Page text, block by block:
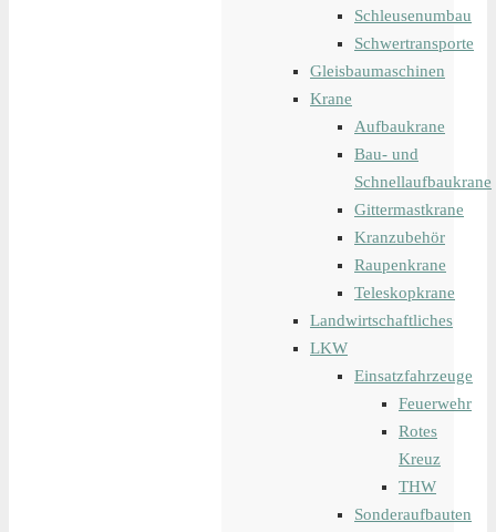
Schleusenumbau
Schwertransporte
Gleisbaumaschinen
Krane
Aufbaukrane
Bau- und
Schnellaufbaukrane
Gittermastkrane
Kranzubehör
Raupenkrane
Teleskopkrane
Landwirtschaftliches
LKW
Einsatzfahrzeuge
Feuerwehr
Rotes
Kreuz
THW
Sonderaufbauten